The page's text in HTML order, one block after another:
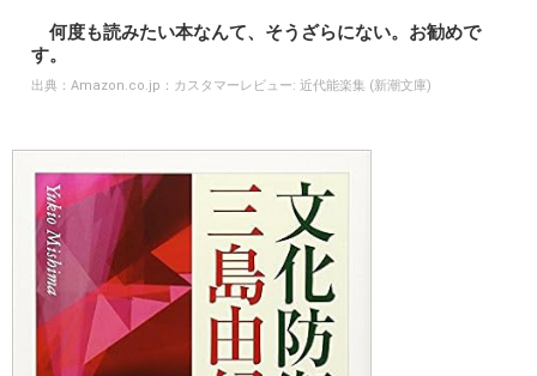
何度も読みたい本なんて、そうざらにない。お勧めで
す。
出典： Amazon.co.jp：カスタマーレビュー: 近代能楽集 (新潮文庫)